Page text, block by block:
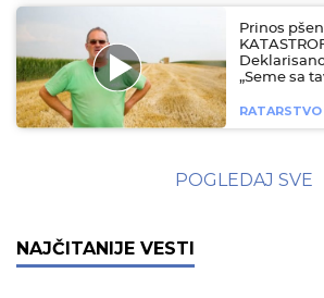
Prinos
„Seme sa
RATARSTVO
POGLEDAJ SVE
NAJČITANIJE VESTI